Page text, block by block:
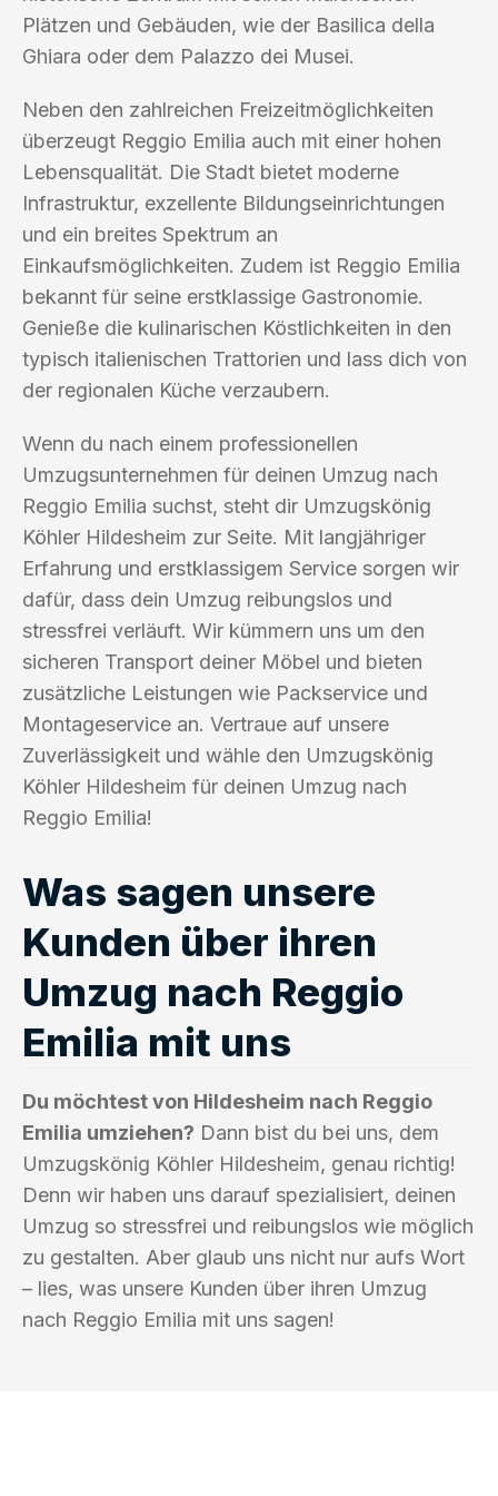
Plätzen und Gebäuden, wie der Basilica della
Ghiara oder dem Palazzo dei Musei.
Neben den zahlreichen Freizeitmöglichkeiten
überzeugt Reggio Emilia auch mit einer hohen
Lebensqualität. Die Stadt bietet moderne
Infrastruktur, exzellente Bildungseinrichtungen
und ein breites Spektrum an
Einkaufsmöglichkeiten. Zudem ist Reggio Emilia
bekannt für seine erstklassige Gastronomie.
Genieße die kulinarischen Köstlichkeiten in den
typisch italienischen Trattorien und lass dich von
der regionalen Küche verzaubern.
Wenn du nach einem professionellen
Umzugsunternehmen für deinen Umzug nach
Reggio Emilia suchst, steht dir Umzugskönig
Köhler Hildesheim zur Seite. Mit langjähriger
Erfahrung und erstklassigem Service sorgen wir
dafür, dass dein Umzug reibungslos und
stressfrei verläuft. Wir kümmern uns um den
sicheren Transport deiner Möbel und bieten
zusätzliche Leistungen wie Packservice und
Montageservice an. Vertraue auf unsere
Zuverlässigkeit und wähle den Umzugskönig
Köhler Hildesheim für deinen Umzug nach
Reggio Emilia!
Was sagen unsere
Kunden über ihren
Umzug nach Reggio
Emilia mit uns
Du möchtest von Hildesheim nach Reggio
Emilia umziehen? Dann bist du bei uns, dem
Umzugskönig Köhler Hildesheim, genau richtig!
Denn wir haben uns darauf spezialisiert, deinen
Umzug so stressfrei und reibungslos wie möglich
zu gestalten. Aber glaub uns nicht nur aufs Wort
– lies, was unsere Kunden über ihren Umzug
nach Reggio Emilia mit uns sagen!